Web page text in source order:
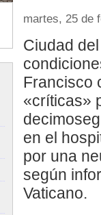
martes, 25 de
Ciudad
Francisco
«críticas»
en el
por una
según
Vaticano.